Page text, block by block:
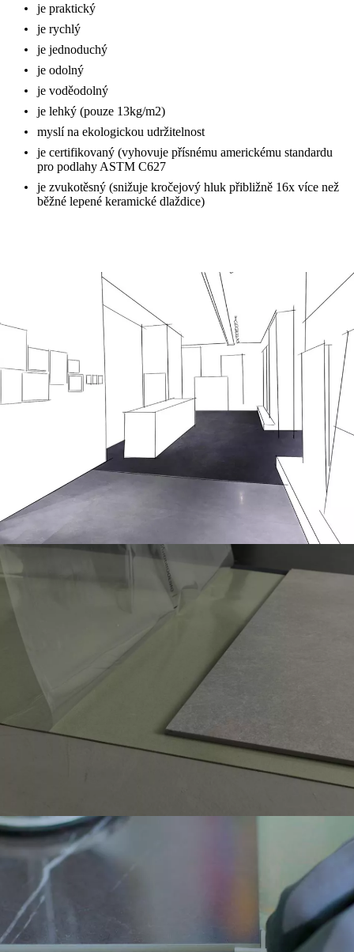
je praktický
je rychlý
je jednoduchý
je odolný
je voděodolný
je lehký (pouze 13kg/m2)
myslí na ekologickou udržitelnost
je certifikovaný (vyhovuje přísnému americkému standardu
pro podlahy ASTM C627
je zvukotěsný (snižuje kročejový hluk přibližně 16x více než
běžné lepené keramické dlaždice)